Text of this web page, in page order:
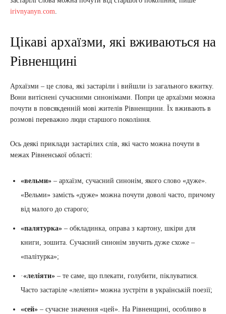
irivnyanyn.com.
Цікаві архаїзми, які вживаються на
Рівненщині
Архаїзми – це слова, які застаріли і вийшли із загального вжитку.
Вони витіснені сучасними синонімами. Попри це архаїзми можна
почути в повсякденній мові жителів Рівненщини. Їх вживають в
розмові переважно люди старшого покоління.
Ось деякі приклади застарілих слів, які часто можна почути в
межах Рівненської області:
«вельми» – архаїзм, сучасний синонім, якого слово «дуже».
«Вельми» замість «дуже» можна почути доволі часто, причому
від малого до старого;
«палятурка» – обкладинка, оправа з картону, шкіри для
книги, зошита. Сучасний синонім звучить дуже схоже –
«палітурка»;
·«леліяти» – те саме, що плекати, голубити, піклуватися.
Часто застаріле «леліяти» можна зустріти в українській поезії;
«сей» – сучасне значення «цей». На Рівненщині, особливо в